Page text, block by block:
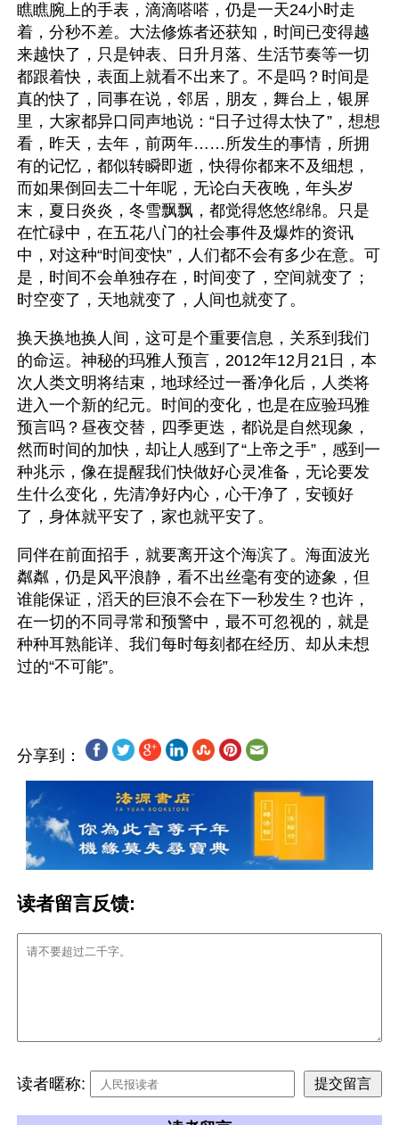
瞧瞧腕上的手表，滴滴嗒嗒，仍是一天24小时走
着，分秒不差。大法修炼者还获知，时间已变得越
来越快了，只是钟表、日升月落、生活节奏等一切
都跟着快，表面上就看不出来了。不是吗？时间是
真的快了，同事在说，邻居，朋友，舞台上，银屏
里，大家都异口同声地说：“日子过得太快了”，想想
看，昨天，去年，前两年……所发生的事情，所拥
有的记忆，都似转瞬即逝，快得你都来不及细想，
而如果倒回去二十年呢，无论白天夜晚，年头岁
末，夏日炎炎，冬雪飘飘，都觉得悠悠绵绵。只是
在忙碌中，在五花八门的社会事件及爆炸的资讯
中，对这种“时间变快”，人们都不会有多少在意。可
是，时间不会单独存在，时间变了，空间就变了；
时空变了，天地就变了，人间也就变了。
换天换地换人间，这可是个重要信息，关系到我们
的命运。神秘的玛雅人预言，2012年12月21日，本
次人类文明将结束，地球经过一番净化后，人类将
进入一个新的纪元。时间的变化，也是在应验玛雅
预言吗？昼夜交替，四季更迭，都说是自然现象，
然而时间的加快，却让人感到了“上帝之手”，感到一
种兆示，像在提醒我们快做好心灵准备，无论要发
生什么变化，先清净好内心，心干净了，安顿好
了，身体就平安了，家也就平安了。
同伴在前面招手，就要离开这个海滨了。海面波光
粼粼，仍是风平浪静，看不出丝毫有变的迹象，但
谁能保证，滔天的巨浪不会在下一秒发生？也许，
在一切的不同寻常和预警中，最不可忽视的，就是
种种耳熟能详、我们每时每刻都在经历、却从未想
分享到：
读者留言反馈:
读者暱称: